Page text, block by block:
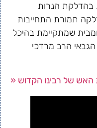
בהדלקת הנרות
תמורת התחייבות
שמתקיימת בהיכל
הגבאי הרב מרדכי
האש של רבינו הקדוש «